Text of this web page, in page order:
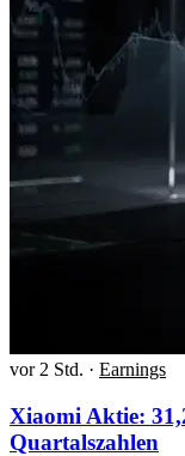
vor 2 Std. · Earnings
Xiaomi Aktie:
Quartalszahlen